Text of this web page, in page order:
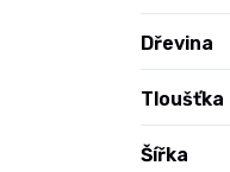
Dřevina
Tloušťka
Šířka